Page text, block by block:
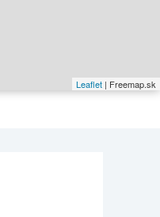
Leaflet | Freemap.sk